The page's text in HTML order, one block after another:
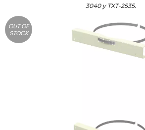
3040 y TXT-2535.
OUT OF
STOCK